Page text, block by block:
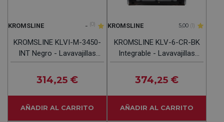
KROMSLINE - (0)
KROMSLINE KLVI-M-3450-
INT Negro - Lavavajillas
45CM 9 Servicios
314,25 €
AÑADIR AL CARRITO
KROMSLINE 5,00 (1)
KROMSLINE KLV-6-CR-BK
Integrable - Lavavajillas
60CM 12 Servicios
374,25 €
AÑADIR AL CARRITO